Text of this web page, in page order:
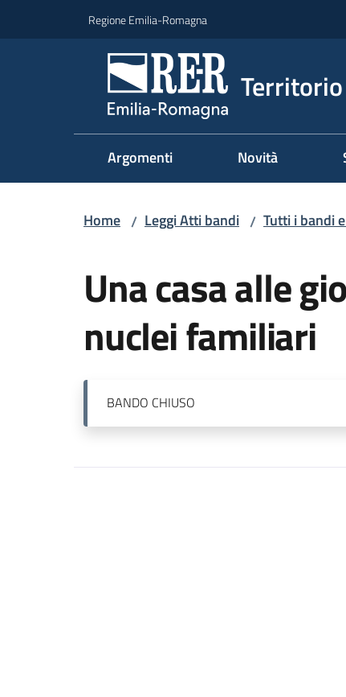
Regione Emilia-Romagna
Territorio
Argomenti Novità
Home / Leggi Atti bandi / Tutti i bandi
Una casa alle
nuclei familiari
BANDO CHIUSO